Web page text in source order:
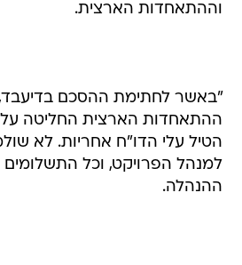
וההתאחדות הארצית.
"באשר לחתימת ההסכם
ההתאחדות הארצית החליטה על
הטיל עלי הדו"ח אחריות. לא
למנהל הפרויקט, וכל התשלומים
ההנהלה.